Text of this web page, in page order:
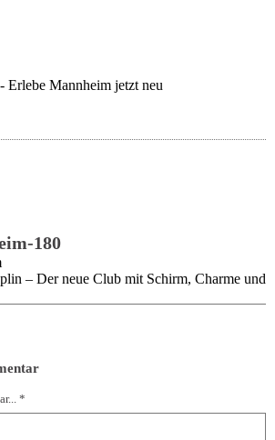
180
– Der neue Club mit Schirm, Charme und
*